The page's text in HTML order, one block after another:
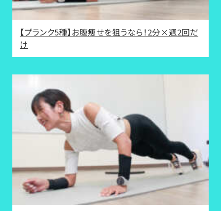
【プランク5種】お腹痩せを狙うなら！2分×週2回だ
け